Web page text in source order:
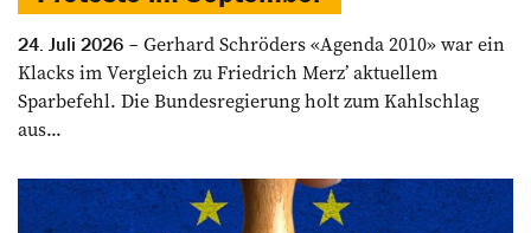
24. Juli 2026
Gerhard Schröders «Agenda 2010» war ein
Klacks im Vergleich zu Friedrich Merz’ aktuellem
Sparbefehl. Die Bundesregierung holt zum Kahlschlag
aus...